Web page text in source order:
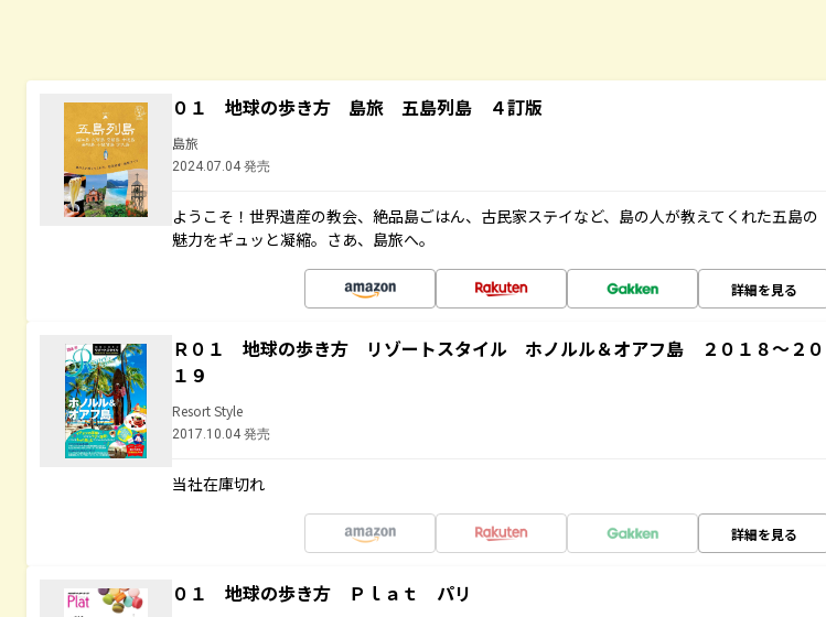
０１ 地球の歩き方 島旅 五島列島 ４訂版
島旅
2024.07.04 発売
ようこそ！世界遺産の教会、絶品島ごはん、古民家ステイなど、島の人が教えてくれた五島の
魅力をギュッと凝縮。さあ、島旅へ。
詳細を見る
Ｒ０１ 地球の歩き方 リゾートスタイル ホノルル＆オアフ島 ２０１８～２０
１９
Resort Style
2017.10.04 発売
当社在庫切れ
詳細を見る
０１ 地球の歩き方 Ｐｌａｔ パリ